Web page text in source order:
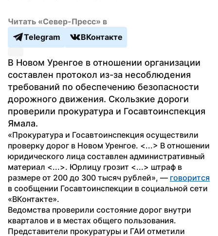
Читать «Север-Пресс» в
Telegram
ВКонтакте
В Новом Уренгое в отношении организации
составлен протокол из-за несоблюдения
требований по обеспечению безопасности
дорожного движения. Скользкие дороги
проверили прокуратура и Госавтоинспекция
Ямала.
«Прокуратура и Госавтоинспекция осуществили
проверку дорог в Новом Уренгое. <...> В отношении
юридического лица составлен административный
материал <...>. Юрлицу грозит <...> штраф в
размере от 200 до 300 тысяч рублей», — говорится
в сообщении Госавтоинспекции в социальной сети
«ВКонтакте».
Ведомства проверили состояние дорог внутри
кварталов и в местах общего пользования.
Представители прокуратуры и ГАИ отметили